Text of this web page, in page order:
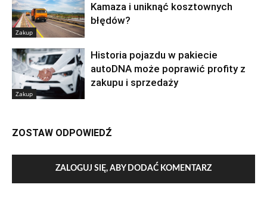
Zakup
Kamaza i uniknąć kosztownych
błędów?
Zakup
Historia pojazdu w pakiecie
autoDNA może poprawić profity z
zakupu i sprzedaży
ZOSTAW ODPOWIEDŹ
ZALOGUJ SIĘ, ABY DODAĆ KOMENTARZ